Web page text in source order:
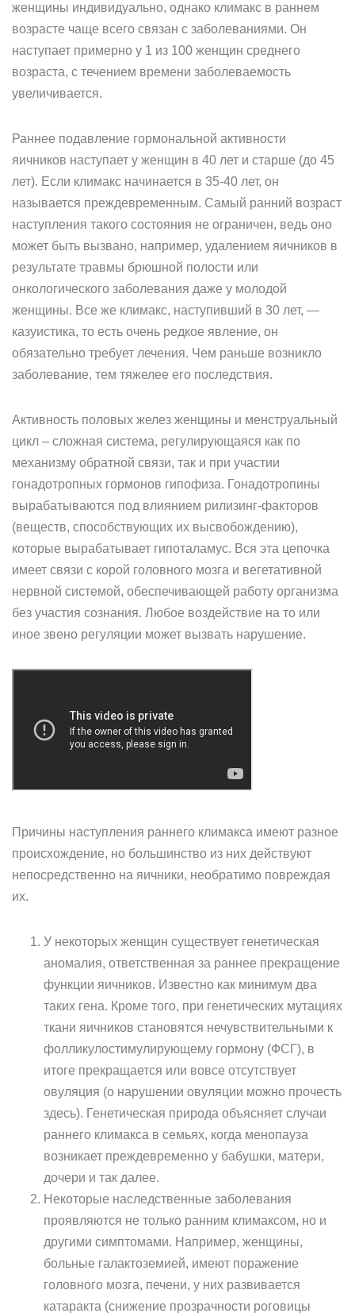
женщины индивидуально, однако климакс в раннем
возрасте чаще всего связан с заболеваниями. Он
наступает примерно у 1 из 100 женщин среднего
возраста, с течением времени заболеваемость
увеличивается.
Раннее подавление гормональной активности
яичников наступает у женщин в 40 лет и старше (до 45
лет). Если климакс начинается в 35-40 лет, он
называется преждевременным. Самый ранний возраст
наступления такого состояния не ограничен, ведь оно
может быть вызвано, например, удалением яичников в
результате травмы брюшной полости или
онкологического заболевания даже у молодой
женщины. Все же климакс, наступивший в 30 лет, —
казуистика, то есть очень редкое явление, он
обязательно требует лечения. Чем раньше возникло
заболевание, тем тяжелее его последствия.
Активность половых желез женщины и менструальный
цикл – сложная система, регулирующаяся как по
механизму обратной связи, так и при участии
гонадотропных гормонов гипофиза. Гонадотропины
вырабатываются под влиянием рилизинг-факторов
(веществ, способствующих их высвобождению),
которые вырабатывает гипоталамус. Вся эта цепочка
имеет связи с корой головного мозга и вегетативной
нервной системой, обеспечивающей работу организма
без участия сознания. Любое воздействие на то или
иное звено регуляции может вызвать нарушение.
Причины наступления раннего климакса имеют разное
происхождение, но большинство из них действуют
непосредственно на яичники, необратимо повреждая
их.
У некоторых женщин существует генетическая
аномалия, ответственная за раннее прекращение
функции яичников. Известно как минимум два
таких гена. Кроме того, при генетических мутациях
ткани яичников становятся нечувствительными к
фолликулостимулирующему гормону (ФСГ), в
итоге прекращается или вовсе отсутствует
овуляция (о нарушении овуляции можно прочесть
здесь). Генетическая природа объясняет случаи
раннего климакса в семьях, когда менопауза
возникает преждевременно у бабушки, матери,
дочери и так далее.
Некоторые наследственные заболевания
проявляются не только ранним климаксом, но и
другими симптомами. Например, женщины,
больные галактоземией, имеют поражение
головного мозга, печени, у них развивается
катаракта (снижение прозрачности роговицы